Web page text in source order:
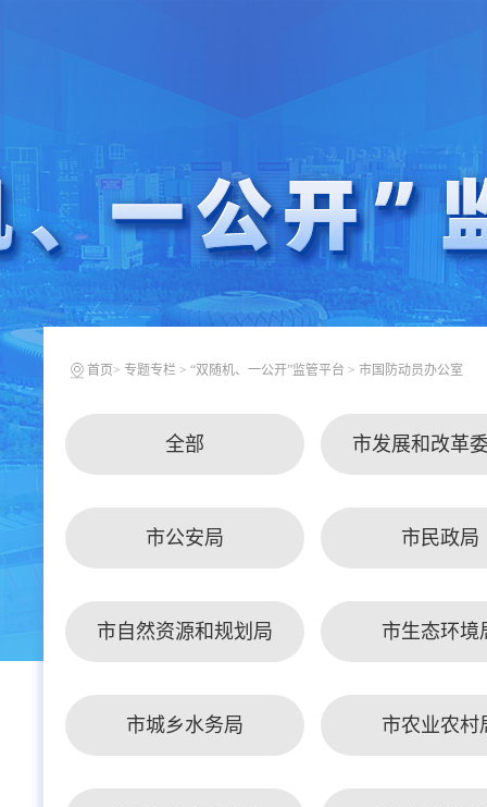
首页 > 专题专栏 > “双随机、一公开”监管平台 > 市国防动员办公室
全部 市发展和改革
市公安局 市民政局
市自然资源和规划局 市生态环境
市城乡水务局 市农业农村